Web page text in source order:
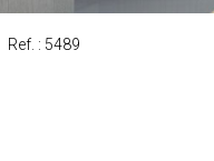
Ref. : 5489